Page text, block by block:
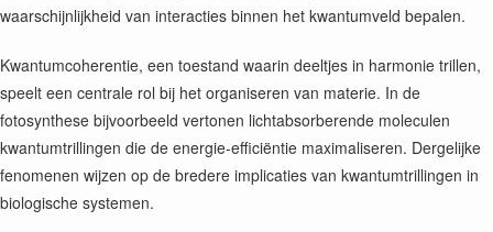
waarschijnlijkheid van interacties binnen het kwantumveld bepalen.
Kwantumcoherentie, een toestand waarin deeltjes in harmonie trillen,
speelt een centrale rol bij het organiseren van materie. In de
fotosynthese bijvoorbeeld vertonen lichtabsorberende moleculen
kwantumtrillingen die de energie-efficiëntie maximaliseren. Dergelijke
fenomenen wijzen op de bredere implicaties van kwantumtrillingen in
biologische systemen.